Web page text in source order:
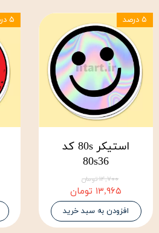
استیکر 80s کد
80s36
۱۴,۷۰۰ تومان
۱۳,۹۶۵ تومان
افزودن به سبد خرید
۵ درصد ۵ درصد